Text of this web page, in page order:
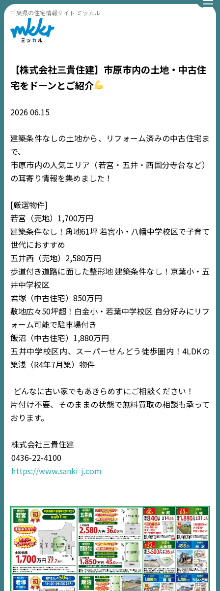
千葉県の住宅情報サイト ミッカル
TOP
住宅情報誌ミッケル
千葉エリア
内房エリア
デジタルサイネージ
不動産一括査定
【株式会社三貴住建】市原市内の土地・中古住
宅をドーンとご紹介
202606.15
建築条件なしの土地から、リフォーム済みの中古住宅ま
で、
市原市内の人気エリア（若宮・五井・西国分寺台など）
の耳寄り情報を集めました！
[厳選物件]
若宮（売地）1,700万円
建築条件なし！角地61坪 若宮小・八幡中学校区で子育て
世代におすすめ
五井西（売地）2,580万円
歩道付き道路に面した整形地 建築条件なし！京葉小・五
井中学校区
君塚（中古住宅）850万円
敷地広々50坪超！白金小・若葉中学校区 自分好みにリフ
ォーム可能で駐車場付き
飯沼（中古住宅）1,880万円
五井中学校区内、スーパーせんどう徒歩圏内！4LDKの
築浅（R4年7月築）物件
どんなに古い家でもあきらめずにご相談ください！
片付け不要、そのままの状態で無料買取の相談も承って
おります。
株式会社三貴住建
0436-22-4100
https://www.sanki-j.com